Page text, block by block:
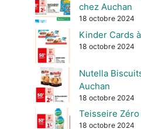
chez Auchan
18 octobre 2024
Kinder Cards
18 octobre 2024
Nutella
Auchan
18 octobre 2024
Teisseire Zéro
18 octobre 2024